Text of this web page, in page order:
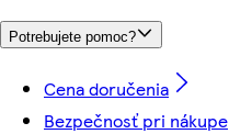
Potrebujete pomoc?
Cena doručenia
Bezpečnosť pri nákupe